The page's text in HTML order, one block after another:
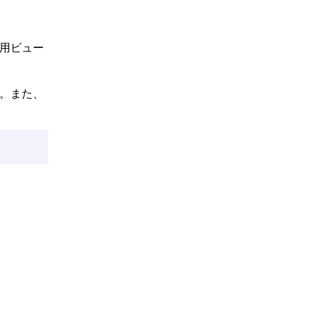
ビュー
た、